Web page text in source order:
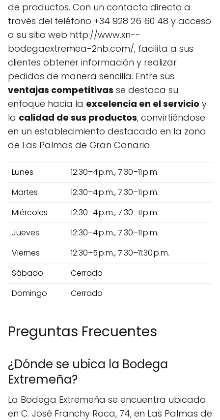
de productos. Con un contacto directo a
través del teléfono +34 928 26 60 48 y acceso
a su sitio web http://www.xn--
bodegaextremea-2nb.com/, facilita a sus
clientes obtener información y realizar
pedidos de manera sencilla. Entre sus
ventajas competitivas se destaca su
enfoque hacia la excelencia en el servicio y
la calidad de sus productos, convirtiéndose
en un establecimiento destacado en la zona
de Las Palmas de Gran Canaria.
Lunes
12:30–4 p.m., 7:30–11 p.m.
Martes
12:30–4 p.m., 7:30–11 p.m.
Miércoles
12:30–4 p.m., 7:30–11 p.m.
Jueves
12:30–4 p.m., 7:30–11 p.m.
Viernes
12:30–5 p.m., 7:30–11:30 p.m.
Sábado
Cerrado
Domingo
Cerrado
Preguntas Frecuentes
¿Dónde se ubica la Bodega
Extremeña?
La Bodega Extremeña se encuentra ubicada
en C. José Franchy Roca, 74, en Las Palmas de